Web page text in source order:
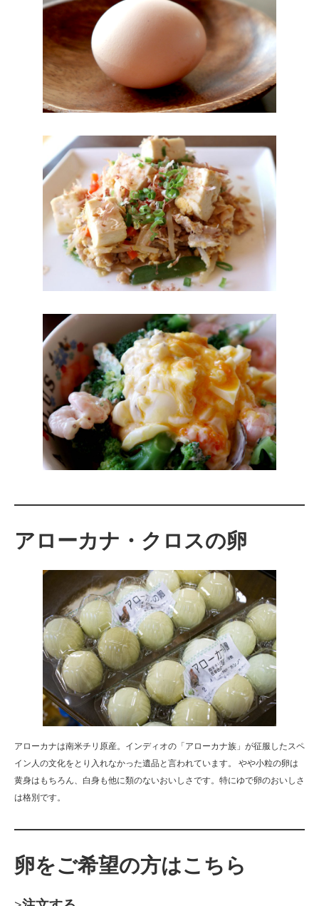
アローカナ・クロスの卵
アローカナは南米チリ原産。インディオの「アローカナ族」が征服したスペ
イン人の文化をとり入れなかった遺品と言われています。 やや小粒の卵は
黄身はもちろん、白身も他に類のないおいしさです。特にゆで卵のおいしさ
は格別です。
卵をご希望の方はこちら